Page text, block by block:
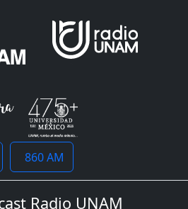
860 AM
Radio UNAM